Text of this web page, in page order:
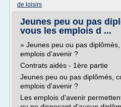
de loisirs
Jeunes peu ou pas
vous les emplois d ...
» Jeunes peu ou pas
emplois d'avenir ?
Contrats aidés - 1ère partie
Jeunes peu ou pas diplômés,
emplois d'avenir ?
Les emplois d'avenir